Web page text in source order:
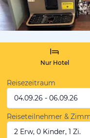
Nur Hotel
Reisezeitraum
04.09.26 - 06.09.26
Reiseteilnehmer &
2 Erw, 0 Kinder, 1 Zi.